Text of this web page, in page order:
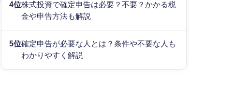
4位株式投資で確定申告は必要？不要？かかる税
金や申告方法も解説
5位確定申告が必要な人とは？条件や不要な人も
わかりやすく解説